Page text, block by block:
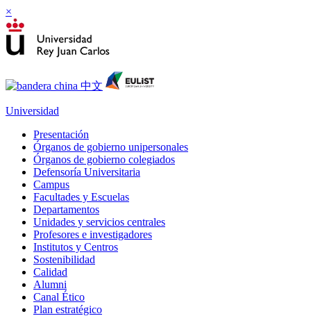
×
Universidad
Presentación
Órganos de gobierno unipersonales
Órganos de gobierno colegiados
Defensoría Universitaria
Campus
Facultades y Escuelas
Departamentos
Unidades y servicios centrales
Profesores e investigadores
Institutos y Centros
Sostenibilidad
Calidad
Alumni
Canal Ético
Plan estratégico